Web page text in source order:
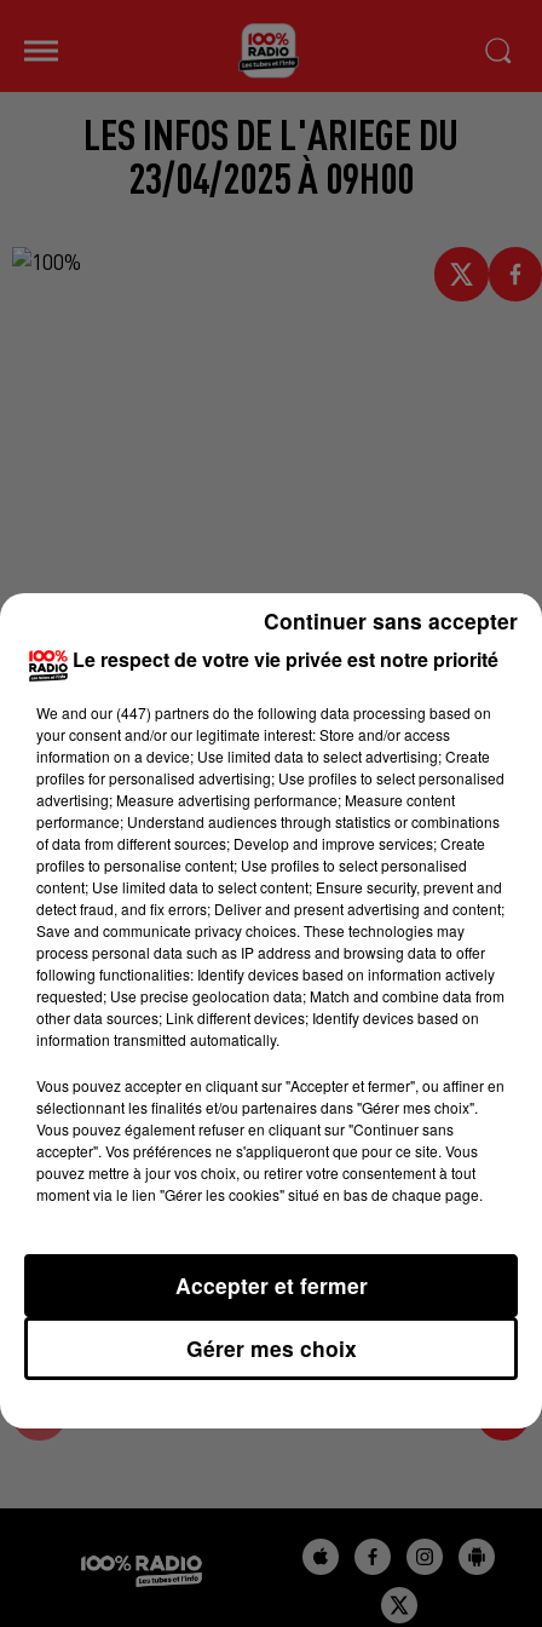
LES INFOS DE L'ARIEGE DU
23/04/2025 À 09H00
Lecture (4 min 14 sec)
100%
100% Radio les infos de l'Ariege
23 avril 2025 - 4 min 14 sec
LES INFOS DE L'ARIEGE DU 23/04/2025 À
09H00
Podcasts infos de l'Ariège
Le respect de votre vie privée est notre priorité
We and our (447) partnersdo the following data processing based on
your consent and/or our legitimate interest: Store and/or access
information on a device; Use limited data to select advertising; Create
profiles for personalised advertising; Use profiles to select personalised
advertising; Measure advertising performance; Measure content
performance; Understand audiences through statistics or combinations
of data from different sources; Develop and improve services; Create
profiles to personalise content; Use profiles to select personalised
content; Use limited data to select content; Ensure security, prevent and
detect fraud, and fix errors; Deliver and present advertising and content;
Save and communicate privacy choices. These technologies may
process personal data such as IP address and browsing data to offer
following functionalities: Identify devices based on information actively
requested; Use precise geolocation data; Match and combine data from
other data sources; Link different devices; Identify devices based on
information transmitted automatically.
Vous pouvez accepter en cliquant sur "Accepter et fermer", ou affiner en
sélectionnant les finalités et/ou partenaires dans "Gérer mes choix".
Vous pouvez également refuser en cliquant sur "Continuer sans
accepter". Vos préférences ne s'appliqueront que pour ce site. Vous
pouvez mettre à jour vos choix, ou retirer votre consentement à tout
moment via le lien "Gérer les cookies" situé en bas de chaque page.
Gérer mes choix
Accepter et fermer
Continuer sans accepter